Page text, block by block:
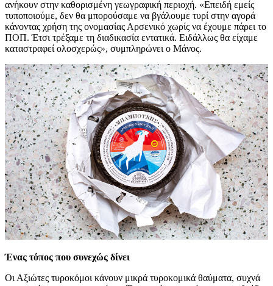
ανήκουν στην καθορισμένη γεωγραφική περιοχή. «Επειδή εμείς
τυποποιούμε, δεν θα μπορούσαμε να βγάλουμε τυρί στην αγορά
κάνοντας χρήση της ονομασίας Αρσενικό χωρίς να έχουμε πάρει το
ΠΟΠ. Έτσι τρέξαμε τη διαδικασία εντατικά. Ειδάλλως θα είχαμε
καταστραφεί ολοσχερώς», συμπληρώνει ο Μάνος.
Ένας τόπος που συνεχώς δίνει
Οι Αξιώτες τυροκόμοι κάνουν μικρά τυροκομικά θαύματα, συχνά